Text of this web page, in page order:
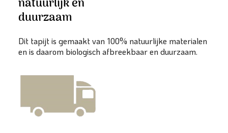
natuurlijk en
duurzaam
Dit tapijt is gemaakt van 100% natuurlijke materialen
en is daarom biologisch afbreekbaar en duurzaam.